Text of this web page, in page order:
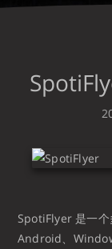
SpotiFlyer 是一个
Android、